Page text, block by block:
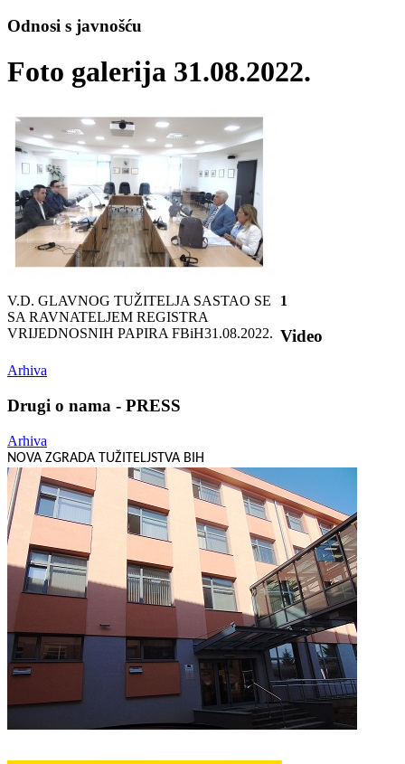
Odnosi s javnošću
Foto galerija 31.08.2022.
V.D. GLAVNOG TUŽITELJA SASTAO SE
SA RAVNATELJEM REGISTRA
VRIJEDNOSNIH PAPIRA FBiH31.08.2022.
1
Video
Arhiva
Drugi o nama - PRESS
Arhiva
NOVA ZGRADA TUŽITELJSTVA BIH